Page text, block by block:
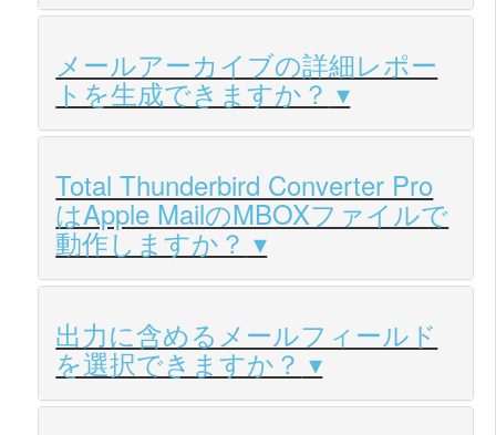
メールアーカイブの詳細レポー
トを生成できますか？
Total Thunderbird Converter Pro
はApple MailのMBOXファイルで
動作しますか？
出力に含めるメールフィールド
を選択できますか？